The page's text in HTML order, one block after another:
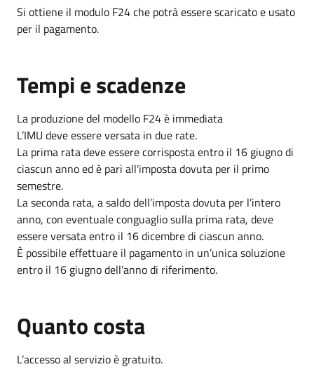
Si ottiene il modulo F24 che potrà essere scaricato e usato
per il pagamento.
Tempi e scadenze
La produzione del modello F24 è immediata
L’IMU deve essere versata in due rate.
La prima ratadeve essere corrisposta entro il 16 giugno di
ciascun anno ed è pari all'imposta dovuta per il primo
semestre.
La seconda rata, a saldo dell’imposta dovuta per l’intero
anno, con eventuale conguaglio sulla prima rata, deve
essere versata entro il 16 dicembre di ciascun anno.
È possibile effettuare il pagamento in un’unica soluzione
entro il 16 giugno dell’anno di riferimento.
Quanto costa
L’accesso al servizio è gratuito.